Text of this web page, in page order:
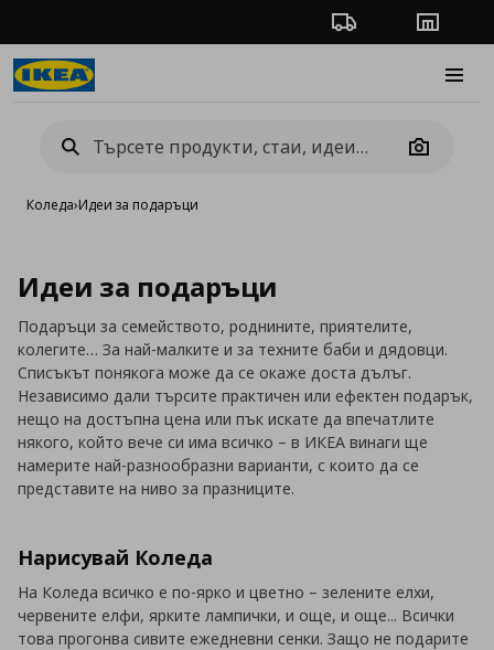
Проследяване на
Camera
Коледа›Идеи за подаръци
Идеи за подаръци
Подаръци за семейството, роднините, приятелите,
колегите… За най-малките и за техните баби и дядовци.
Списъкът понякога може да се окаже доста дълъг.
Независимо дали търсите практичен или ефектен подарък,
нещо на достъпна цена или пък искате да впечатлите
някого, който вече си има всичко – в ИКЕА винаги ще
намерите най-разнообразни варианти, с които да се
представите на ниво за празниците.
Нарисувай Коледа
На Коледа всичко е по-ярко и цветно – зелените елхи,
червените елфи, ярките лампички, и още, и още... Всички
това прогонва сивите ежедневни сенки. Защо не подарите